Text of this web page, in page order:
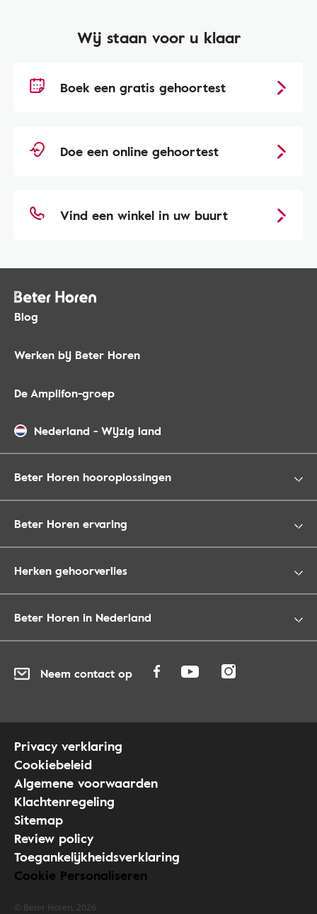
Wij staan voor u klaar
Boek een gratis gehoortest
Doe een online gehoortest
Vind een winkel in uw buurt
Blog
Werken bij Beter Horen
De Amplifon-groep
Nederland - Wijzig land
Beter Horen hooroplossingen
Beter Horen ervaring
Herken gehoorverlies
Beter Horen in Nederland
Neem contact op
Privacy verklaring
Cookiebeleid
Algemene voorwaarden
Klachtenregeling
Sitemap
Review policy
Toegankelijkheidsverklaring
Cookie Personaliseren
© Beter Horen, 2026